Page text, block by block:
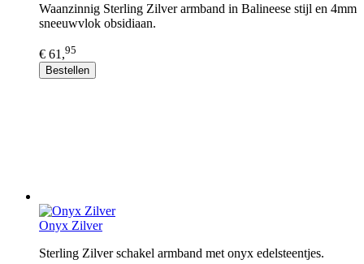
Waanzinnig Sterling Zilver armband in Balineese stijl en 4mm
sneeuwvlok obsidiaan.
€ 61,95
Bestellen
Onyx Zilver
Sterling Zilver schakel armband met onyx edelsteentjes.